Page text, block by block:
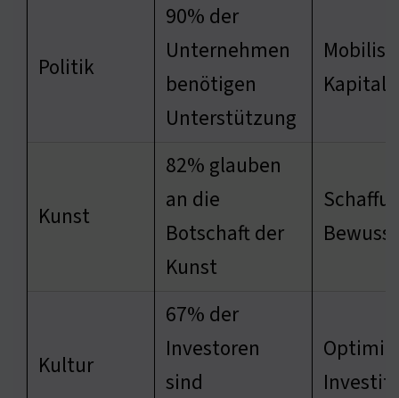
Politik
90% der
Unternehmen
benötigen
Unterstützung
Kapital
Kunst
82% glauben
an die
Botschaft der
Kunst
Kultur
67% der
Investoren
sind